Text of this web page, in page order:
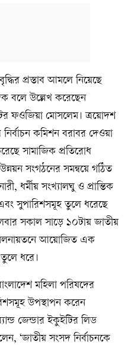
প্রস্তাব আমলে নিয়েছে
বলে উল্লেখ করেছেন
ফওজিয়া মোসলেম। ত্রয়োদশ
কমিশন বরাবর দেওয়া
সামাজিক প্রতিরোধ
সংগঠনের সমন্বয়ে গঠিত
ধর্মীয় সংখ্যালঘু ও প্রান্তিক
এবং সুপারিশসমূহ তুলে ধরেছে
সকাল সাড়ে ১০টায় জাতীয়
আয়োজিত এক
ধরে।
মহিলা পরিষদের
উপস্থাপন করেন
জেন্ডার ইকুইটির লিড
‘জাতীয় সংসদ নির্বাচনকে